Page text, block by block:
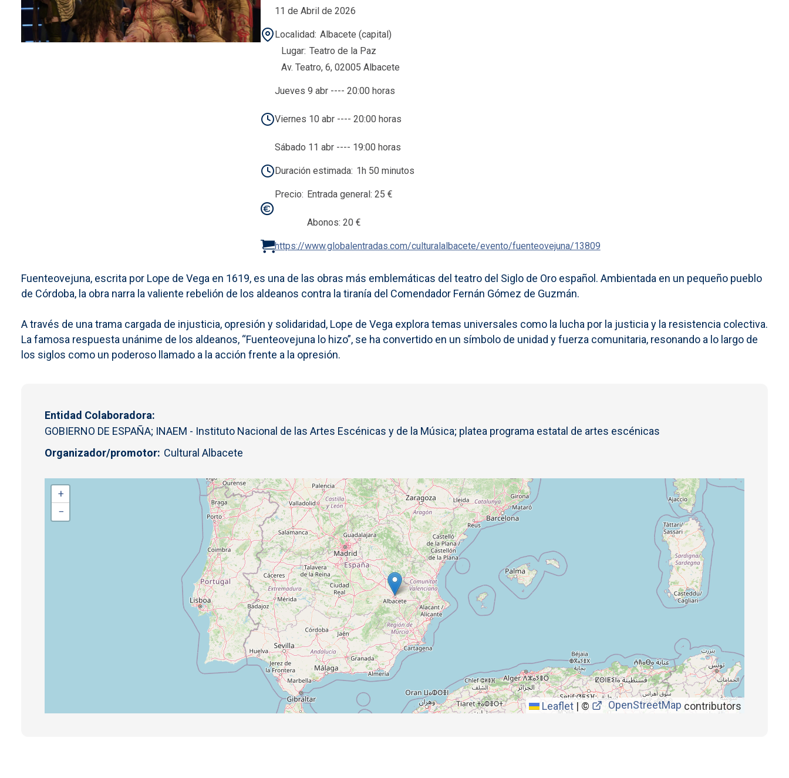
11 de Abril de 2026
Localidad Albacete (capital)
Lugar Teatro de la Paz
Av. Teatro, 6, 02005 Albacete
Jueves 9 abr ---- 20:00 horas
Viernes 10 abr ---- 20:00 horas
Sábado 11 abr ---- 19:00 horas
Duración estimada 1h 50 minutos
Precio Entrada general: 25 €
Abonos: 20 €
https://www.globalentradas.com/culturalalbacete/evento/fuenteovejuna/13809
Fuenteovejuna, escrita por Lope de Vega en 1619, es una de las obras más emblemáticas del teatro del Siglo de Oro español. Ambientada en un pequeño pueblo
de Córdoba, la obra narra la valiente rebelión de los aldeanos contra la tiranía del Comendador Fernán Gómez de Guzmán.
A través de una trama cargada de injusticia, opresión y solidaridad, Lope de Vega explora temas universales como la lucha por la justicia y la resistencia colectiva.
La famosa respuesta unánime de los aldeanos, “Fuenteovejuna lo hizo”, se ha convertido en un símbolo de unidad y fuerza comunitaria, resonando a lo largo de
los siglos como un poderoso llamado a la acción frente a la opresión.
Entidad Colaboradora
GOBIERNO DE ESPAÑA; INAEM - Instituto Nacional de las Artes Escénicas y de la Música; platea programa estatal de artes escénicas
Organizador/promotor Cultural Albacete
+
−
Leaflet | © OpenStreetMap contributors